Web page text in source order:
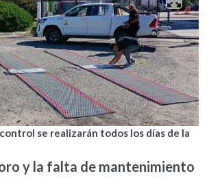
se realizarán todos los días de la
y la falta de mantenimiento